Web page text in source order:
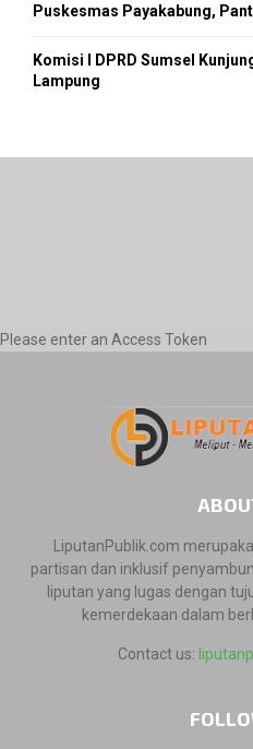
Puskesmas Payakabung,
Komisi I DPRD Sumsel
Lampung
Please enter an Access Token
LiputanPublik.com
partisan dan inklusif
liputan yang lugas dengan
kemerdekaan dalam
Contact us: